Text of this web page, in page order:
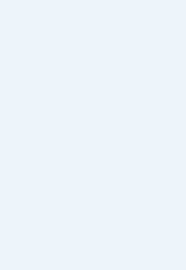
odvětví. Tento
snižuje riziko
smluv.
Výrobní
budov, ale také
době nedostatku
oproti